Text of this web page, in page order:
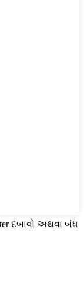
દબાવો અથવા બંધ